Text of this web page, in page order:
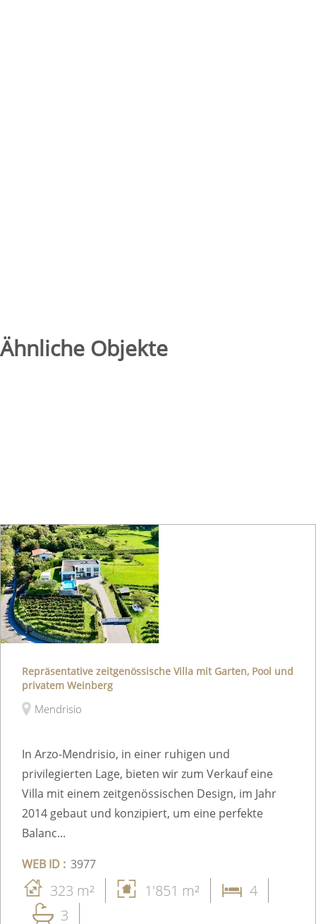
Ähnliche Objekte
Repräsentative zeitgenössische Villa mit Garten, Pool und
privatem Weinberg
Mendrisio
In Arzo-Mendrisio, in einer ruhigen und
privilegierten Lage, bieten wir zum Verkauf eine
Villa mit einem zeitgenössischen Design, im Jahr
2014 gebaut und konzipiert, um eine perfekte
Balanc...
WEB ID : 3977
323 m² 1'851 m²
4
3